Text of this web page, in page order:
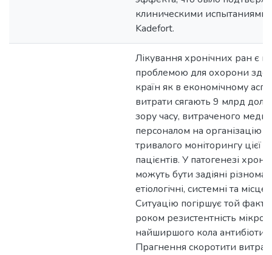
клиническими испытаниями
Kadefort.
Лікування хронічних ран є
проблемою для охорони
країн як в економічному
витрати сягають 9 млрд дол.),
зору часу, витраченого
персоналом на організацію
тривалого моніторин­гу цієї
пацієнтів. У патогенезі
можуть бути задіяні
етіологічні, системні та
Ситуацію погіршує той
роком резистентність
найширшого кола
Прагнення скоротити